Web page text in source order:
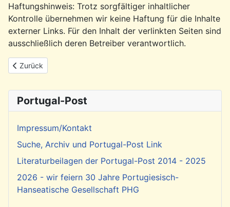
Haftungshinweis: Trotz sorgfältiger inhaltlicher
Kontrolle übernehmen wir keine Haftung für die Inhalte
externer Links. Für den Inhalt der verlinkten Seiten sind
ausschließlich deren Betreiber verantwortlich.
Vorheriger Beitrag: Suche, Archiv und Portugal-Post Link
Zurück
Portugal-Post
Impressum/Kontakt
Suche, Archiv und Portugal-Post Link
Literaturbeilagen der Portugal-Post 2014 - 2025
2026 - wir feiern 30 Jahre Portugiesisch-
Hanseatische Gesellschaft PHG